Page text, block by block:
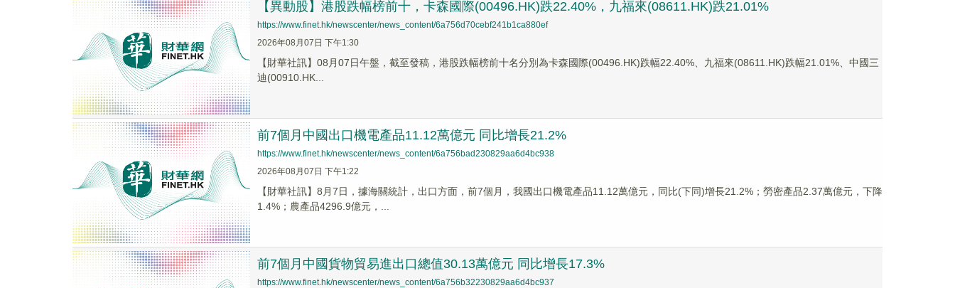
【異動股】港股跌幅榜前十，卡森國際(00496.HK)跌22.40%，九福來(08611.HK)跌21.01%
https://www.finet.hk/newscenter/news_content/6a756d70cebf241b1ca880ef
2026年08月07日 下午1:30
【財華社訊】08月07日午盤，截至發稿，港股跌幅榜前十名分別為卡森國際(00496.HK)跌幅22.40%、九福來(08611.HK)跌幅21.01%、中國三
迪(00910.HK...
前7個月中國出口機電產品11.12萬億元 同比增長21.2%
https://www.finet.hk/newscenter/news_content/6a756bad230829aa6d4bc938
2026年08月07日 下午1:22
【財華社訊】8月7日，據海關統計，出口方面，前7個月，我國出口機電產品11.12萬億元，同比(下同)增長21.2%；勞密產品2.37萬億元，下降
1.4%；農產品4296.9億元，...
前7個月中國貨物貿易進出口總值30.13萬億元 同比增長17.3%
https://www.finet.hk/newscenter/news_content/6a756b32230829aa6d4bc937